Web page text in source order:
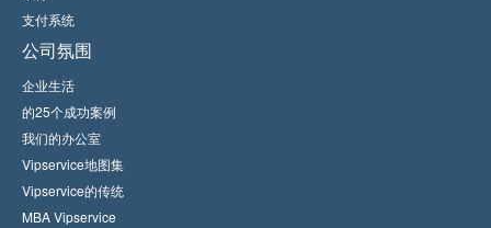
支付系统
公司氛围
企业生活
的25个成功案例
我们的办公室
Vipservice地图集
Vipservice的传统
MBA Vipservice